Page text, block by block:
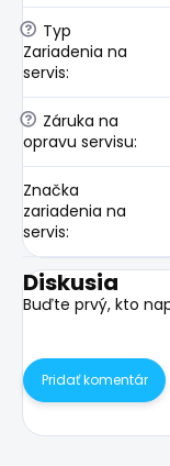
? Typ
Zariadenia na
servis:
? Záruka na
opravu servisu:
Značka
zariadenia na
servis:
Diskusia
Buďte prvý, kto
Pridať komentár